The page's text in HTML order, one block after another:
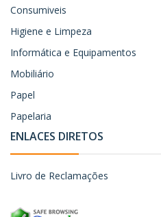
Consumiveis
Higiene e Limpeza
Informática e Equipamentos
Mobiliário
Papel
Papelaria
ENLACES DIRETOS
Livro de Reclamações